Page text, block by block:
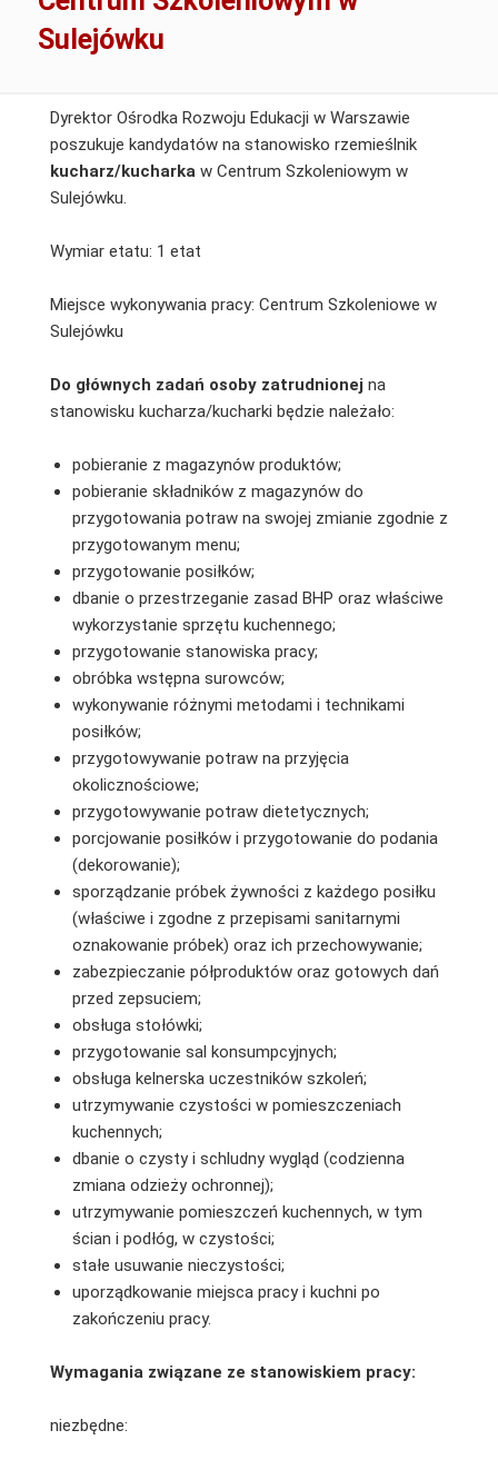
Sulejówku
Dyrektor Ośrodka Rozwoju Edukacji w Warszawie
poszukuje kandydatów na stanowisko rzemieślnik
kucharz/kucharkaw Centrum Szkoleniowym w
Sulejówku.
Wymiar etatu: 1 etat
Miejsce wykonywania pracy: Centrum Szkoleniowe w
Sulejówku
Do głównych zadań osoby zatrudnionej na
stanowisku kucharza/kucharki będzie należało:
pobieranie z magazynów produktów;
pobieranie składników z magazynów do
przygotowania potraw na swojej zmianie zgodnie z
przygotowanym menu;
przygotowanie posiłków;
dbanie o przestrzeganie zasad BHP oraz właściwe
wykorzystanie sprzętu kuchennego;
przygotowanie stanowiska pracy;
obróbka wstępna surowców;
wykonywanie różnymi metodami i technikami
posiłków;
przygotowywanie potraw na przyjęcia
okolicznościowe;
przygotowywanie potraw dietetycznych;
porcjowanie posiłków i przygotowanie do podania
(dekorowanie);
sporządzanie próbek żywności z każdego posiłku
(właściwe i zgodne z przepisami sanitarnymi
oznakowanie próbek) oraz ich przechowywanie;
zabezpieczanie półproduktów oraz gotowych dań
przed zepsuciem;
obsługa stołówki;
przygotowanie sal konsumpcyjnych;
obsługa kelnerska uczestników szkoleń;
utrzymywanie czystości w pomieszczeniach
kuchennych;
dbanie o czysty i schludny wygląd (codzienna
zmiana odzieży ochronnej);
utrzymywanie pomieszczeń kuchennych, w tym
ścian i podłóg, w czystości;
stałe usuwanie nieczystości;
uporządkowanie miejsca pracy i kuchni po
zakończeniu pracy.
Wymagania związane ze stanowiskiem pracy:
niezbędne: